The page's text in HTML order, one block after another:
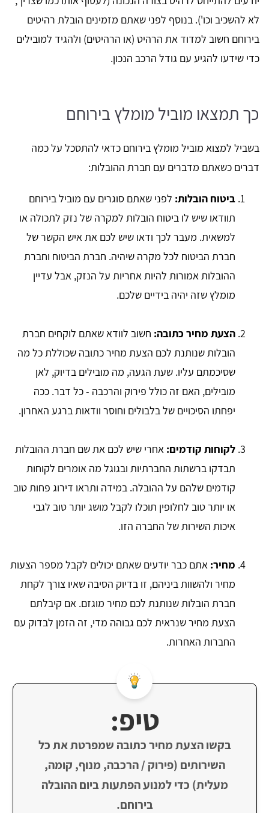
לא להשכיב וכו'). בנוסף לפני שאתם מזמינים הובלת רהיטים
בירוחם חשוב למדוד את הרהיט (או הרהיטים) ולהגיד למובילים
כדי שידעו להגיע עם גודל הרכב הנכון.
כך תמצאו מוביל מומלץ בירוחם
בשביל למצוא מוביל מומלץ בירוחם כדאי להתסכל על כמה
דברים כשאתם מדברים עם חברת ההובלות:
ביטוח הובלות: לפני שאתם סוגרים עם מוביל בירוחם
תוודאו שיש לו ביטוח הובלות למקרה של נזק לתכולה או
למשאית. מעבר לכך ודאו שיש לכם את איש הקשר של
חברת הביטוח לכל מקרה שיהיה. חברת הביטוח וחברת
ההובלות אמורות להיות אחריות על הנזק, אבל עדיין
מומלץ שזה יהיה בידיים שלכם.
הצעת מחיר כתובה: חשוב לוודא שאתם לוקחים חברת
הובלות שנותנת לכם הצעת מחיר כתובה שכוללת כל מה
שסיכמתם עליו. שעת הגעה, מה מובילים בדיוק, לאן
מובילים, האם זה כולל פירוק והרכבה - כל דבר. ככה
יפחתו הסיכויים של בלבולים וחוסר וודאות ברגע האחרון.
לקוחות קודמים: אחרי שיש לכם את שם חברת ההובלות
תבדקו ברשתות החברתיות ובגוגל מה אומרים לקוחות
קודמים שלהם על ההובלה. במידה ותראו דירוג פחות טוב
או יותר טוב לחלופין תוכלו לקבל מושג יותר טוב לגבי
איכות השירות של החברה הזו.
מחיר: אתם כבר יודעים שאתם יכולים לקבל מספר הצעות
מחיר ולהשוות ביניהם, זו בדיוק הסיבה שאיו צורך לקחת
חברת הובלות שנותנת לכם מחיר מוגזם. אם קיבלתם
הצעת מחיר שנראית לכם גבוהה מדי, זה הזמן לבדוק עם
החברות האחרות.
טיפ:
בקשו הצעת מחיר כתובה שמפרטת את כל
השירותים (פירוק / הרכבה, מנוף, קומה,
מעלית) כדי למנוע הפתעות ביום ההובלה
בירוחם.